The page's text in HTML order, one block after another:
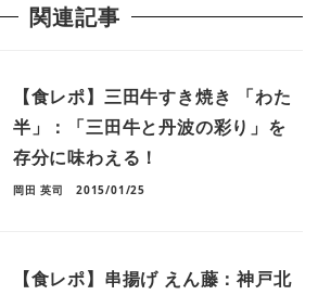
関連記事
【食レポ】三田牛すき焼き 「わた
半」：「三田牛と丹波の彩り」を
存分に味わえる！
岡田 英司 2015/01/25
【食レポ】串揚げ えん藤：神戸北